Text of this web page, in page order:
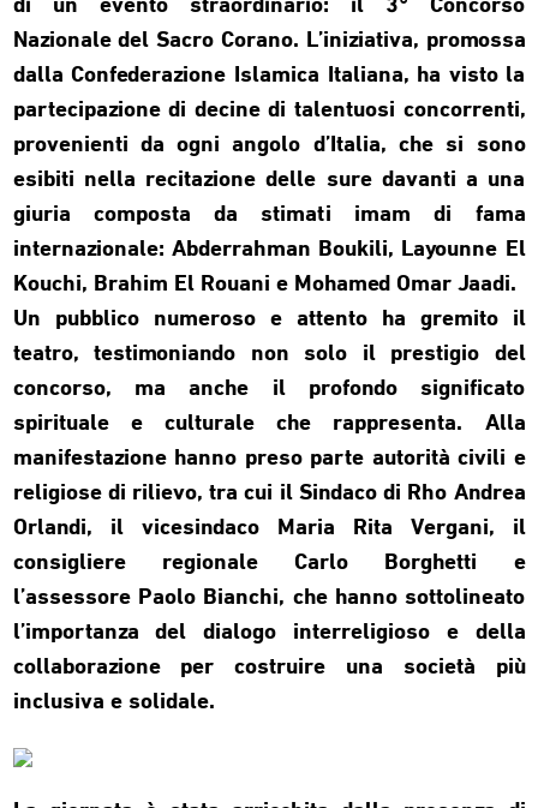
Nazionale del Sacro Corano. L’iniziativa, promossa
dalla Confederazione Islamica Italiana, ha visto la
partecipazione di decine di talentuosi concorrenti,
provenienti da ogni angolo d’Italia, che si sono
esibiti nella recitazione delle sure davanti a una
giuria composta da stimati imam di fama
internazionale: Abderrahman Boukili, Layounne El
Kouchi, Brahim El Rouani e Mohamed Omar Jaadi.
Un pubblico numeroso e attento ha gremito il
teatro, testimoniando non solo il prestigio del
concorso, ma anche il profondo significato
spirituale e culturale che rappresenta. Alla
manifestazione hanno preso parte autorità civili e
religiose di rilievo, tra cui il Sindaco di Rho Andrea
Orlandi, il vicesindaco Maria Rita Vergani, il
consigliere regionale Carlo Borghetti e
l’assessore Paolo Bianchi, che hanno sottolineato
l’importanza del dialogo interreligioso e della
collaborazione per costruire una società più
inclusiva e solidale.